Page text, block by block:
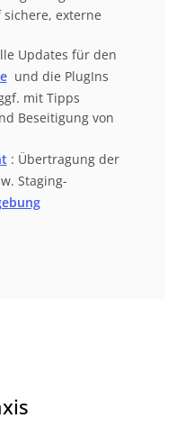
externe
Updates für den
und die PlugIns
mit Tipps
Beseitigung von
: Übertragung der
Staging-